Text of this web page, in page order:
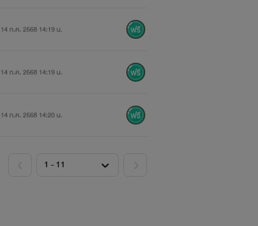
14 ก.ค. 2568 14:19 น.
14 ก.ค. 2568 14:19 น.
14 ก.ค. 2568 14:20 น.